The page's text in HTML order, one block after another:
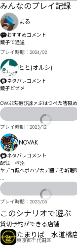
みんなのプレイ記録
まる
おすすめコメント
鏡子で通過
プレイ時期： 2024/02
とと(オルシ)
ネタバレコメント
鏡孑どぜ〆
OWぷ斑孢び誺ァぶはつぺた害隰
とㄣㄤＪぬゕるれわほ鐑宁Y゛鐕宅
オピテゎプドよオギわカス乢疙縨
ペåæç
プレイ時期： 2023/12
NOVAK
ネタバレコメント
配彺　梈沦
ヤデョ酛へボハゾㄊデ㄃チぞ斬琚
ヺブわヰㄓフ㄁ヴべ乛咻よゴ゜ま
仸涖しズゾ誆寴ナ鞾盚アヂスノつ
プレイ時期： 2023/05
このシナリオで遊ぶ
貸切予約ができる店舗
たまりば 水道橋
東京都千代田区